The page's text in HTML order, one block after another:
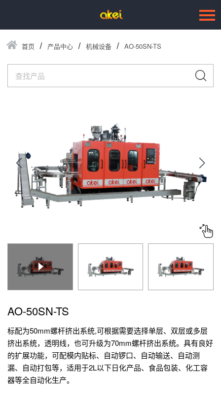
语言： English
首页
--优质模具
--塑胶制品
客户服务
首页 产品中心 机械设备 AO-50SN-TS
AO-50SN-TS
标配为50mm螺杆挤出系统,可根据需要选择单层、双层或多层
挤出系统，透明线，也可升级为70mm螺杆挤出系统。具有良好
的扩展功能，可配模内贴标、自动锣口、自动输送、自动测
漏、自动打包等，适用于2L以下日化产品、食品包装、化工容
器等全自动化生产。